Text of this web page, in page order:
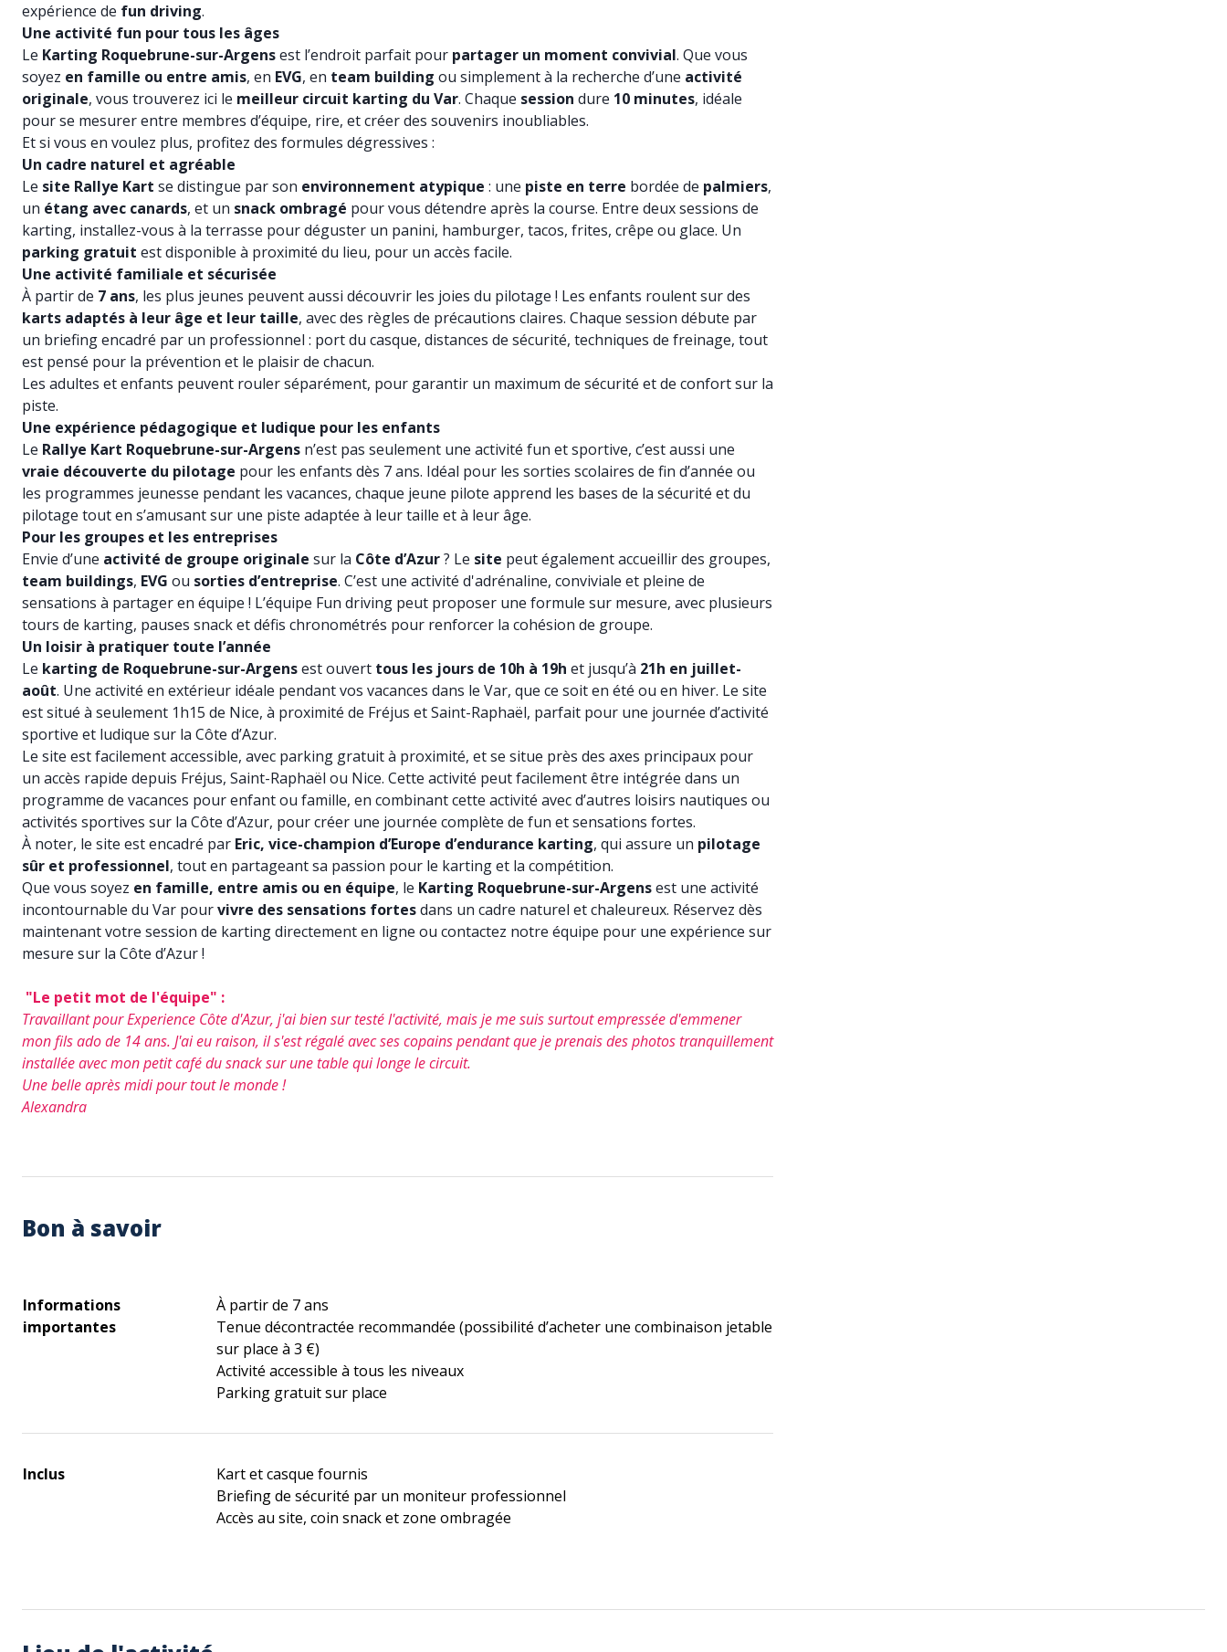
expérience de fun driving.
Une activité fun pour tous les âges
Le Karting Roquebrune-sur-Argensest l’endroit parfait pour partager un moment convivial. Que vous
soyez en famille ou entre amis, en EVG, en team building ou simplement à la recherche d’une activité
originale, vous trouverez ici le meilleur circuit karting du Var. Chaque session dure 10 minutes, idéale
pour se mesurer entre membres d’équipe, rire, et créer des souvenirs inoubliables.
Et si vous en voulez plus, profitez des formules dégressives :
Un cadre naturel et agréable
Le site Rallye Kart se distingue par son environnement atypique : une piste en terre bordée de palmiers,
un étang avec canards, et un snack ombragé pour vous détendre après la course. Entre deux sessions de
karting, installez-vous à la terrasse pour déguster un panini, hamburger, tacos, frites, crêpe ou glace. Un
parking gratuit est disponible à proximité du lieu, pour un accès facile.
Une activité familiale et sécurisée
À partir de 7 ans, les plus jeunes peuvent aussi découvrir les joies du pilotage ! Les enfants roulent sur des
karts adaptés à leur âge et leur taille, avec des règles de précautions claires. Chaque session débute par
un briefing encadré par un professionnel : port du casque, distances de sécurité, techniques de freinage, tout
est pensé pour la prévention et le plaisir de chacun.
Les adultes et enfants peuvent rouler séparément, pour garantir un maximum de sécurité et de confort sur la
piste.
Une expérience pédagogique et ludique pour les enfants
Le Rallye Kart Roquebrune-sur-Argens n’est pas seulement une activité fun et sportive, c’est aussi une
vraie découverte du pilotage pour les enfants dès 7 ans. Idéal pour les sorties scolaires de fin d’année ou
les programmes jeunesse pendant les vacances, chaque jeune pilote apprend les bases de la sécurité et du
pilotage tout en s’amusant sur une piste adaptée à leur taille et à leur âge.
Pour les groupes et les entreprises
Envie d’une activité de groupe originale sur la Côte d’Azur? Le site peut également accueillir des groupes,
team buildings, EVG ou sorties d’entreprise. C’est une activité d'adrénaline, conviviale et pleine de
sensations à partager en équipe ! L’équipe Fun driving peut proposer une formule sur mesure, avec plusieurs
tours de karting, pauses snack et défis chronométrés pour renforcer la cohésion de groupe.
Un loisir à pratiquer toute l’année
Le karting de Roquebrune-sur-Argensest ouvert tous les jours de 10h à 19h et jusqu’à 21h en juillet-
août. Une activité en extérieur idéale pendant vos vacances dans le Var, que ce soit en été ou en hiver. Le site
est situé à seulement 1h15 de Nice, à proximité de Fréjus et Saint-Raphaël, parfait pour une journée d’activité
sportive et ludique sur la Côte d’Azur.
Le site est facilement accessible, avec parking gratuit à proximité, et se situe près des axes principaux pour
un accès rapide depuis Fréjus, Saint-Raphaël ou Nice. Cette activité peut facilement être intégrée dans un
programme de vacances pour enfant ou famille, en combinant cette activité avec d’autres loisirs nautiques ou
activités sportives sur la Côte d’Azur, pour créer une journée complète de fun et sensations fortes.
À noter, le site est encadré par Eric, vice-champion d’Europe d’endurance karting, qui assure un pilotage
sûr et professionnel, tout en partageant sa passion pour le karting et la compétition.
Que vous soyez en famille, entre amis ou en équipe, le Karting Roquebrune-sur-Argensest une activité
incontournable du Var pourvivre des sensations fortesdans un cadre naturel et chaleureux. Réservez dès
maintenant votre session de karting directement en ligne ou contactez notre équipe pour une expérience sur
mesure sur la Côte d’Azur !
"Le petit mot de l'équipe" :
Travaillant pour Experience Côte d'Azur, j'ai bien sur testé l'activité, mais je me suis surtout empressée d'emmener
mon fils ado de 14 ans. J'ai eu raison, il s'est régalé avec ses copains pendant que je prenais des photos tranquillement
installée avec mon petit café du snack sur une table qui longe le circuit.
Une belle après midi pour tout le monde !
Alexandra
Bon à savoir
Informations
importantes
À partir de 7 ans
Tenue décontractée recommandée (possibilité d’acheter une combinaison jetable
sur place à 3 €)
Activité accessible à tous les niveaux
Parking gratuit sur place
Inclus
Kart et casque fournis
Briefing de sécurité par un moniteur professionnel
Accès au site, coin snack et zone ombragée